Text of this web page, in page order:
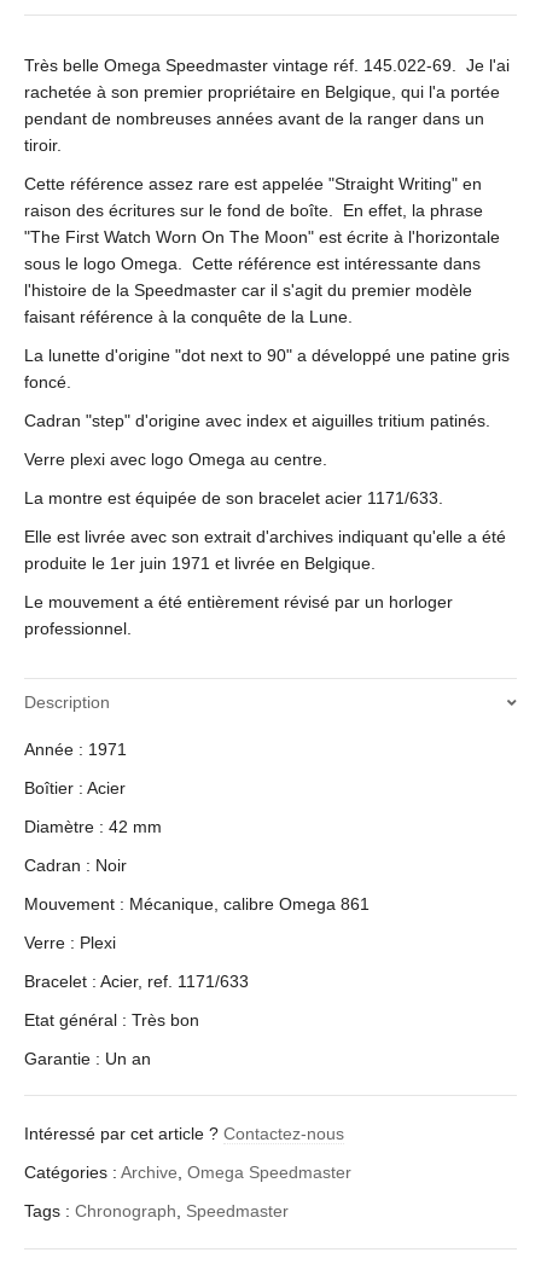
Très belle Omega Speedmaster vintage réf. 145.022-69. Je l'ai
rachetée à son premier propriétaire en Belgique, qui l'a portée
pendant de nombreuses années avant de la ranger dans un
tiroir.
Cette référence assez rare est appelée "Straight Writing" en
raison des écritures sur le fond de boîte. En effet, la phrase
"The First Watch Worn On The Moon" est écrite à l'horizontale
sous le logo Omega. Cette référence est intéressante dans
l'histoire de la Speedmaster car il s'agit du premier modèle
faisant référence à la conquête de la Lune.
La lunette d'origine "dot next to 90" a développé une patine gris
foncé.
Cadran "step" d'origine avec index et aiguilles tritium patinés.
Verre plexi avec logo Omega au centre.
La montre est équipée de son bracelet acier 1171/633.
Elle est livrée avec son extrait d'archives indiquant qu'elle a été
produite le 1er juin 1971 et livrée en Belgique.
Le mouvement a été entièrement révisé par un horloger
professionnel.
Description
Année : 1971
Boîtier : Acier
Diamètre : 42 mm
Cadran : Noir
Mouvement : Mécanique, calibre Omega 861
Verre : Plexi
Bracelet : Acier, ref. 1171/633
Etat général : Très bon
Garantie : Un an
Intéressé par cet article ? Contactez-nous
Catégories : Archive Omega Speedmaster
Tags : Chronograph Speedmaster